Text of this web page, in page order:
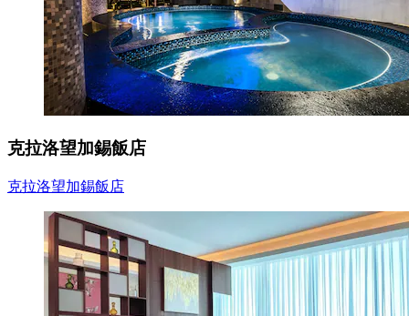
克拉洛望加錫飯店
克拉洛望加錫飯店